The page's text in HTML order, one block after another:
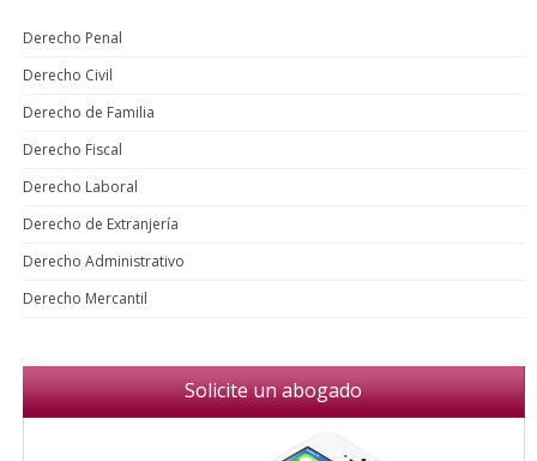
Derecho Penal
Derecho Civil
Derecho de Familia
Derecho Fiscal
Derecho Laboral
Derecho de Extranjería
Derecho Administrativo
Derecho Mercantil
Solicite un abogado